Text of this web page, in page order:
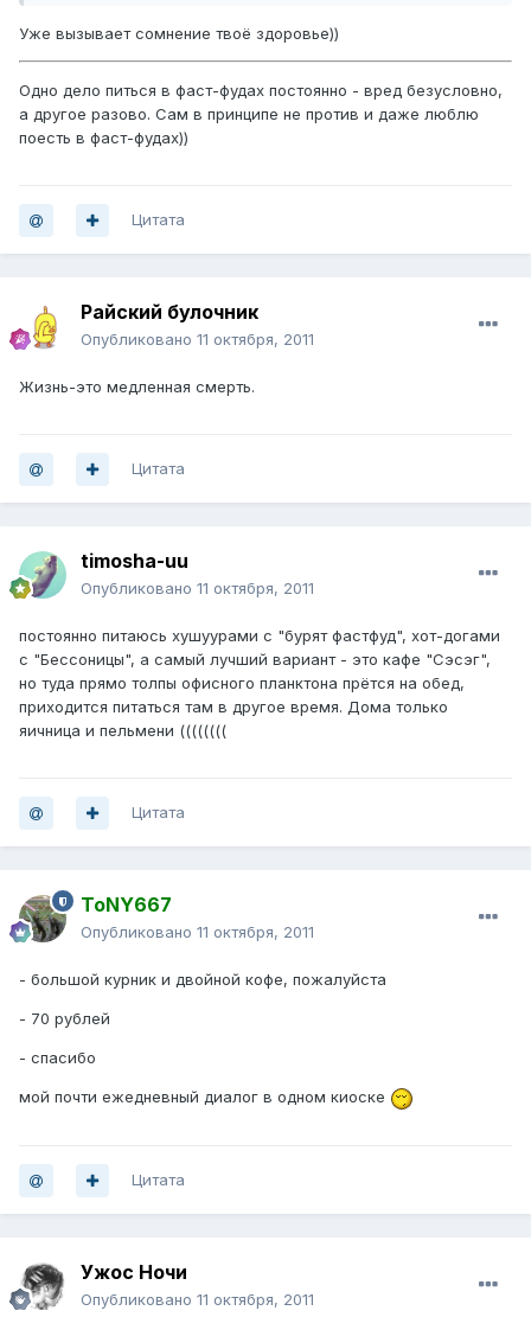
Уже вызывает сомнение твоё здоровье))
Одно дело питься в фаст-фудах постоянно - вред безусловно,
а другое разово. Сам в принципе не против и даже люблю
поесть в фаст-фудах))
Цитата
Райский булочник
Опубликовано 11 октября, 2011
Жизнь-это медленная смерть.
Цитата
timosha-uu
Опубликовано 11 октября, 2011
постоянно питаюсь хушуурами с "бурят фастфуд", хот-догами
с "Бессоницы", а самый лучший вариант - это кафе "Сэсэг",
но туда прямо толпы офисного планктона прётся на обед,
приходится питаться там в другое время. Дома только
яичница и пельмени ((((((((
Цитата
ToNY667
Опубликовано 11 октября, 2011
- большой курник и двойной кофе, пожалуйста
- 70 рублей
- спасибо
мой почти ежедневный диалог в одном киоске
Цитата
Ужос Ночи
Опубликовано 11 октября, 2011